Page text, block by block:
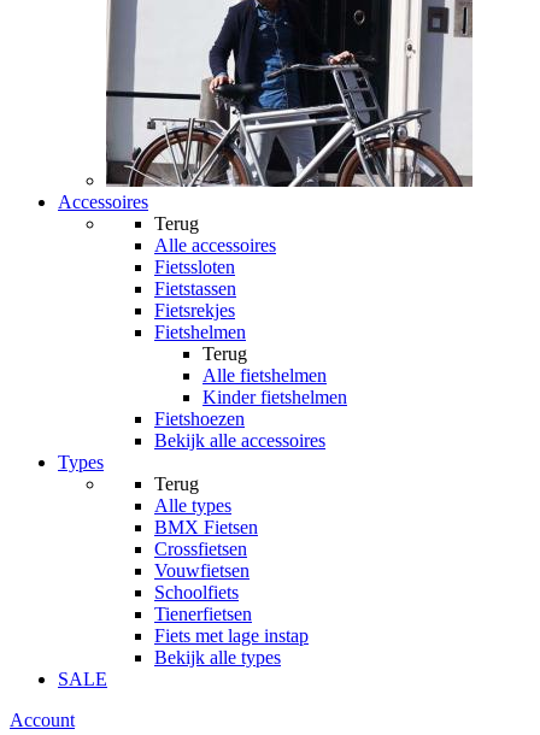
Accessoires
Terug
Alle accessoires
Fietssloten
Fietstassen
Fietsrekjes
Fietshelmen
Terug
Alle fietshelmen
Kinder fietshelmen
Fietshoezen
Bekijk alle accessoires
Types
Terug
Alle types
BMX Fietsen
Crossfietsen
Vouwfietsen
Schoolfiets
Tienerfietsen
Fiets met lage instap
Bekijk alle types
SALE
Account